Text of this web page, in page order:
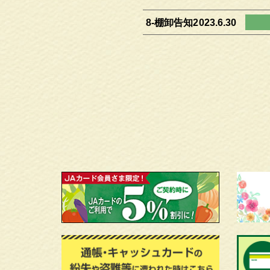
8-棚卸告知2023.6.30